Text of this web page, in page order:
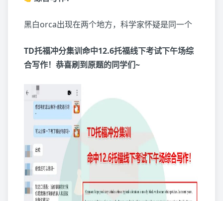
黑白orca出现在两个地方，科学家怀疑是同一个
TD托福冲分集训命中12.6托福线下考试下午场综
合写作！恭喜刷到原题的同学们~